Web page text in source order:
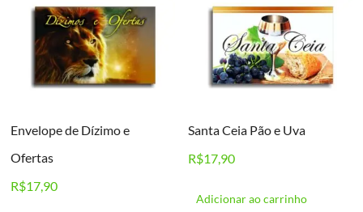
Envelope de Dízimo e
Ofertas
R$17,90
Santa Ceia Pão e Uva
R$17,90
Adicionar ao carrinho